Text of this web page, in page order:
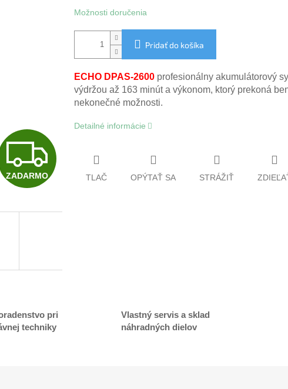
Z
A
A
R
ZADARMO
Možnosti doručenia
Pridať do košíka
ECHO DPAS‑2600 profesionálny akumulátorový
výdržou až 163 minút a výkonom, ktorý prekoná
nekonečné možnosti.
Detailné informácie
TLAČ OPÝTAŤ SA STRÁŽIŤ
pri
techniky
Vlastný servis a sklad
náhradných dielov